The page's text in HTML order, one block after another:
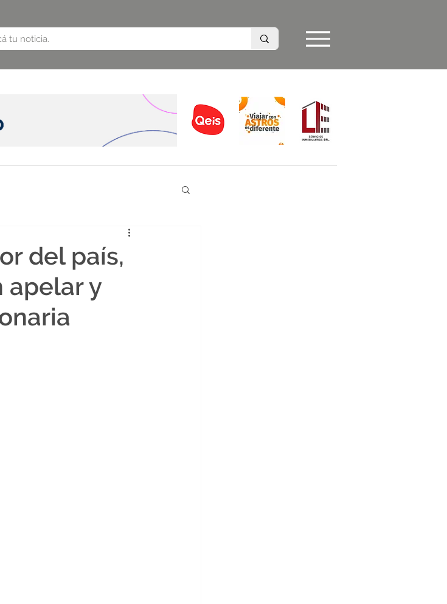
del país,
apelar y